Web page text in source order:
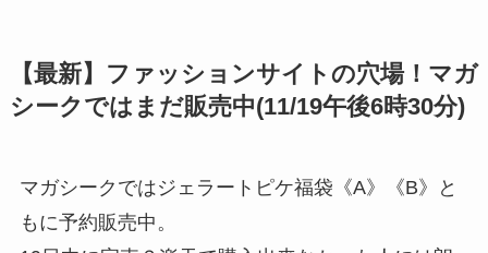
【最新】ファッションサイトの穴場！マガ
シークではまだ販売中(11/19午後6時30分)
マガシークではジェラートピケ福袋《A》《B》と
もに予約販売中。